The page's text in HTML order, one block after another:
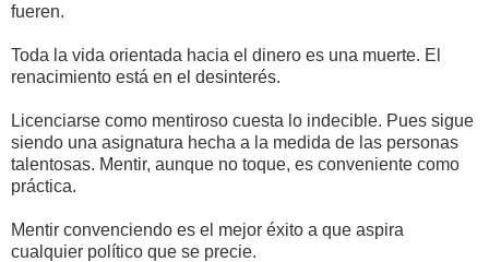
fueren.
Toda la vida orientada hacia el dinero es una muerte. El
renacimiento está en el desinterés.
Licenciarse como mentiroso cuesta lo indecible. Pues sigue
siendo una asignatura hecha a la medida de las personas
talentosas. Mentir, aunque no toque, es conveniente como
práctica.
Mentir convenciendo es el mejor éxito a que aspira
cualquier político que se precie.